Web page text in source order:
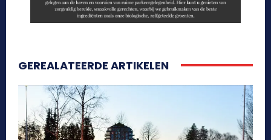
GEREALATEERDE ARTIKELEN